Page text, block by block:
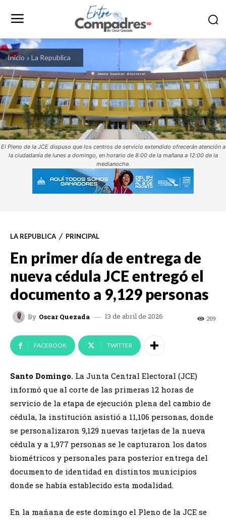
Inicio La Republica
El Pleno de la JCE dispuso que los centros de servicio extendido ofrecerán atención a
la ciudadanía de lunes a domingo, en horario de 8:00 de la mañana a 12:00 de la
medianoche.
LA REPUBLICA PRINCIPAL
En primer día de entrega de
nueva cédula JCE entregó el
documento a 9,129 personas
By Oscar Quezada 13 de abril de 2026 209
FACEBOOK TWITTER
Santo Domingo. La Junta Central Electoral (JCE)
informó que al corte de las primeras 12 horas de
servicio de la etapa de ejecución plena del cambio de
cédula, la institución asistió a 11,106 personas, donde
se personalizaron 9,129 nuevas tarjetas de la nueva
cédula y a 1,977 personas se le capturaron los datos
biométricos y personales para posterior entrega del
documento de identidad en distintos municipios
donde se había establecido esta modalidad.
En la mañana de este domingo el Pleno de la JCE se